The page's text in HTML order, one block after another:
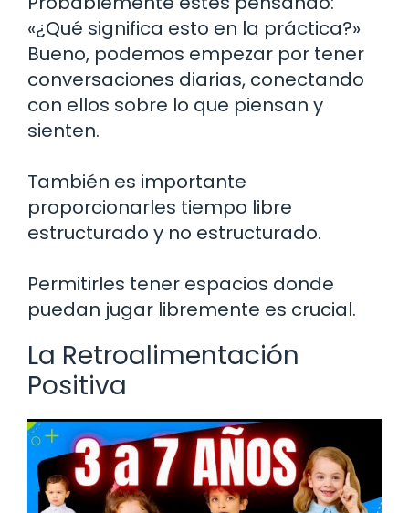
«¿Qué significa esto en la práctica?»
Bueno, podemos empezar por tener
conversaciones diarias, conectando
con ellos sobre lo que piensan y
sienten.
También es importante
proporcionarles tiempo libre
estructurado y no estructurado.
Permitirles tener espacios donde
puedan jugar libremente es crucial.
La Retroalimentación
Positiva